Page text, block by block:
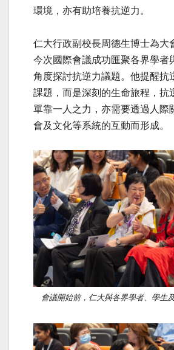
環境，亦有助培養抗逆力。
仁大行政副校長周德生博士為大
今次國際會議成功匯聚各界學者
角度探討抗逆力議題。他提醒抗
課題，而是深刻的生命旅程，抗
單靠一人之力，亦需要透過人際
會及文化等系統的互動而形成。
會議開始前，仁大與各界學者、學生